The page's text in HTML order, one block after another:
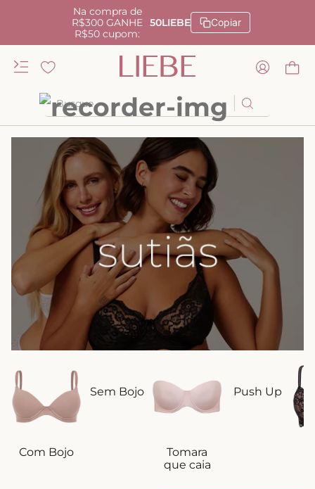
Na compra de
R$300 GANHE
R$50 cupom:
50LIEBE Copiar
Busque
Com Bojo
Sem Bojo
Tomara
que caia
Push Up
TERMOS MAIS BUSCADOS
kiss me
camisola
sutiã
calcinha renda
anatomic
calcinha alta
triangulo
short doll
º